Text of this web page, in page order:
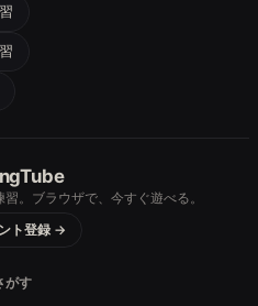
。ブラウザで、今すぐ遊べる。
ト登録 →
がす